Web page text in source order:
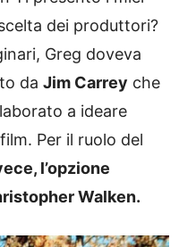
dei produttori?
Greg doveva
da Jim Carrey che
a ideare
Per il ruolo del
l’opzione
Walken.